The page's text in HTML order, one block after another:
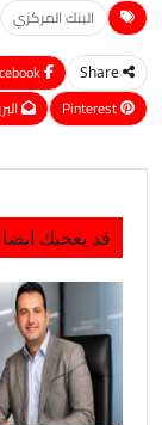
البنك المركزي
Share
Pinterest
قد يعجبك ايضا